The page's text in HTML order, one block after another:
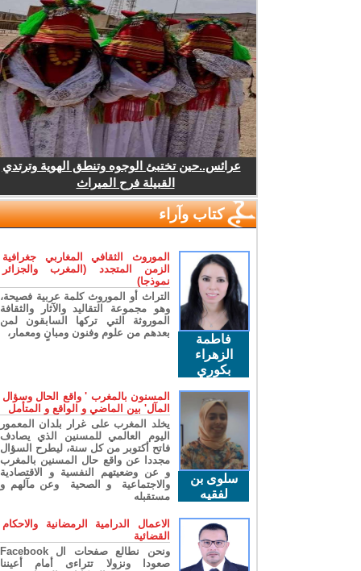
عرائس..حين تختبئ الوجوه وتنطق الهوية وترتدي
القبيلة فرح الميراث
كتاب وآراء
فاطمة
الزهراء
بكوري
الموروث الثقافي المغاربي جغرافية
الزمن المتجدد (المغرب والجزائر
نموذجا)
التراث أو الموروث كلمة عربية فصيحة،
وهو مجموعة التقاليد والآثار والثقافة
الموروثة التي تركها السابقون لمن
بعدهم من علوم وفنون ومبانٍ ومعمار،
سلوى بن
لفقيه
المسنون بالمغرب ' واقع الحال وسؤال
المآل' بين الماضي و الواقع و المتأمل
يخلد المغرب على غرار بلدان المعمور
اليوم العالمي للمسنين الذي يصادف
فاتح أكتوبر من كل سنة، ليطرح السؤال
مجددا عن واقع حال المسنين بالمغرب
و عن وضعيتهم النفسية و الاقتصادية
والاجتماعية و الصحية وعن مآلهم و
مستقبله
الاعمال الدرامية الرمضانية والاحكام
القضائية
ونحن نطالع صفحات ال Facebook
صعودا ونزولا تتراءى أمام أعيننا